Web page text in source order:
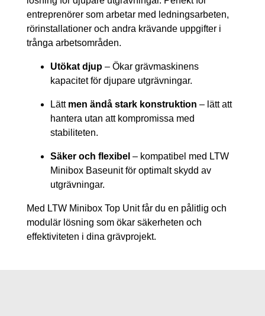
entreprenörer som arbetar med ledningsarbeten,
rörinstallationer och andra krävande uppgifter i
trånga arbetsområden.
Utökat djup – Ökar grävmaskinens
kapacitet för djupare utgrävningar.
Lätt men ändå stark konstruktion – lätt att
hantera utan att kompromissa med
stabiliteten.
Säker och flexibel – kompatibel med LTW
Minibox Baseunit för optimalt skydd av
utgrävningar.
Med LTW Minibox Top Unit får du en pålitlig och
modulär lösning som ökar säkerheten och
effektiviteten i dina grävprojekt.